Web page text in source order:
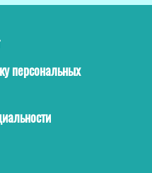
персональных